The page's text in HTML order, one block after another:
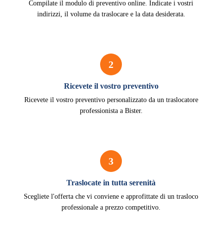
Compilate il modulo di preventivo online. Indicate i vostri
indirizzi, il volume da traslocare e la data desiderata.
2
Ricevete il vostro preventivo
Ricevete il vostro preventivo personalizzato da un traslocatore
professionista a Bister.
3
Traslocate in tutta serenità
Scegliete l'offerta che vi conviene e approfittate di un trasloco
professionale a prezzo competitivo.